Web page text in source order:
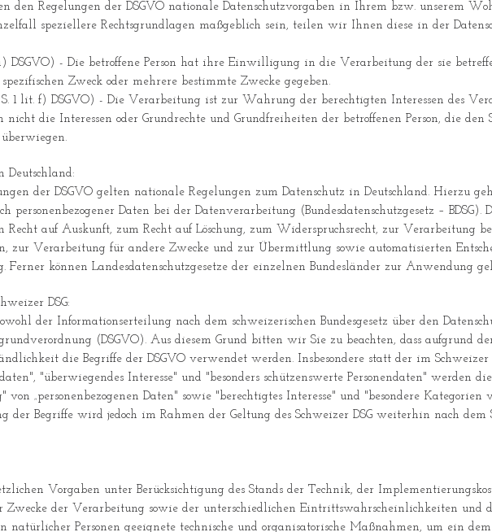
den Regelungen der DSGVO nationale Datenschutzvorgaben in Ihrem bzw. unserem
speziellere Rechtsgrundlagen maßgeblich sein, teilen wir Ihnen diese in der
DSGVO) - Die betroffene Person hat ihre Einwilligung in die Verarbeitung der sie
Zweck oder mehrere bestimmte Zwecke gegeben.
S. 1 lit. f) DSGVO) - Die Verarbeitung ist zur Wahrung der berechtigten Interessen des
nicht die Interessen oder Grundrechte und Grundfreiheiten der betroffenen Person, die den
überwiegen.
Deutschland:
der DSGVO gelten nationale Regelungen zum Datenschutz in Deutschland. Hierzu
personenbezogener Daten bei der Datenverarbeitung (Bundesdatenschutzgesetz – BDSG).
Recht auf Auskunft, zum Recht auf Löschung, zum Widerspruchsrecht, zur Verarbeitung
zur Verarbeitung für andere Zwecke und zur Übermittlung sowie automatisierten
können Landesdatenschutzgesetze der einzelnen Bundesländer zur Anwendung
DSG:
der Informationserteilung nach dem schweizerischen Bundesgesetz über den
(DSGVO). Aus diesem Grund bitten wir Sie zu beachten, dass aufgrund
die Begriffe der DSGVO verwendet werden. Insbesondere statt der im Schweizer
"überwiegendes Interesse" und "besonders schützenswerte Personendaten" werden
„personenbezogenen Daten" sowie "berechtigtes Interesse" und "besondere Kategorien
der Begriffe wird jedoch im Rahmen der Geltung des Schweizer DSG weiterhin nach dem
Vorgaben unter Berücksichtigung des Stands der Technik, der
Zwecke der Verarbeitung sowie der unterschiedlichen Eintrittswahrscheinlichkeiten und
natürlicher Personen geeignete technische und organisatorische Maßnahmen, um ein